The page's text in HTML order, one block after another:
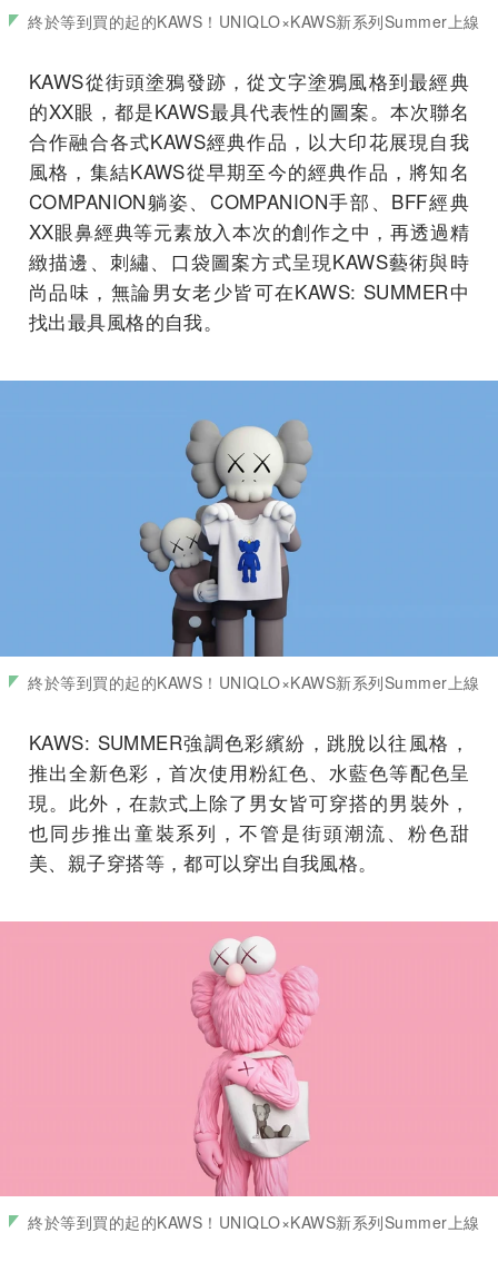
終於等到買的起的KAWS！UNIQLO×KAWS新系列Summer上線
KAWS從街頭塗鴉發跡，從文字塗鴉風格到最經典
的XX眼，都是KAWS最具代表性的圖案。本次聯名
合作融合各式KAWS經典作品，以大印花展現自我
風格，集結KAWS從早期至今的經典作品，將知名
COMPANION躺姿、COMPANION手部、BFF經典
XX眼鼻經典等元素放入本次的創作之中，再透過精
緻描邊、刺繡、口袋圖案方式呈現KAWS藝術與時
尚品味，無論男女老少皆可在KAWS: SUMMER中
找出最具風格的自我。
終於等到買的起的KAWS！UNIQLO×KAWS新系列Summer上線
KAWS: SUMMER強調色彩繽紛，跳脫以往風格，
推出全新色彩，首次使用粉紅色、水藍色等配色呈
現。此外，在款式上除了男女皆可穿搭的男裝外，
也同步推出童裝系列，不管是街頭潮流、粉色甜
美、親子穿搭等，都可以穿出自我風格。
終於等到買的起的KAWS！UNIQLO×KAWS新系列Summer上線